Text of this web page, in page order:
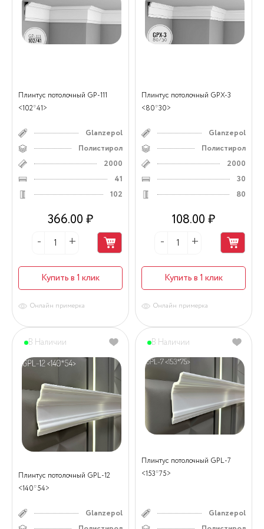
Плинтус потолочный GP-111
<102*41>
Glanzepol
Полистирол
2000
41
102
366.00 ₽
Купить в 1 клик
Онлайн примерка
Плинтус потолочный GPX-3
<80*30>
Glanzepol
Полистирол
2000
30
80
108.00 ₽
Купить в 1 клик
Онлайн примерка
Плинтус потолочный GPL-12
<140*54>
Glanzepol
В Наличии
Плинтус потолочный GPL-7
<153*75>
Glanzepol
В Наличии